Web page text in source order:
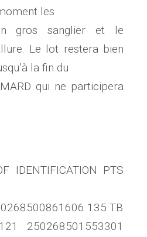
les
gros sanglier et le
Le lot restera bien
la fin du
qui ne participera
IDENTIFICATION PTS
135 TB
250268501553301